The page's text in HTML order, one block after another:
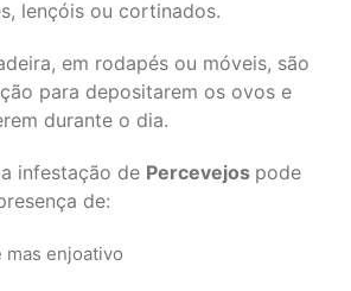
lençóis ou cortinados.
em rodapés ou móveis, são
para depositarem os ovos e
durante o dia.
infestação de Percevejos pode
de:
mas enjoativo